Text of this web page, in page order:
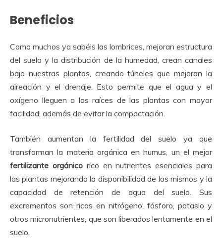
Beneficios
Como muchos ya sabéis las lombrices, mejoran estructura
del suelo y la distribución de la humedad, crean canales
bajo nuestras plantas, creando túneles que mejoran la
aireación y el drenaje. Esto permite que el agua y el
oxígeno lleguen a las raíces de las plantas con mayor
facilidad, además de evitar la compactación.
También aumentan la fertilidad del suelo ya que
transforman la materia orgánica en humus, un el mejor
fertilizante orgánicorico en nutrientes esenciales para
las plantas mejorando la disponibilidad de los mismos y la
capacidad de retención de agua del suelo. Sus
excrementos son ricos en nitrógeno, fósforo, potasio y
otros micronutrientes, que son liberados lentamente en el
suelo.